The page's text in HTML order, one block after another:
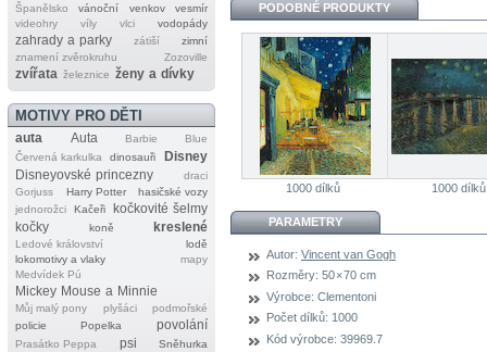
Španělsko
vánoční venkov
vesmír
videohry
víly vlci vodopády
zahrady a parky zátiší
zimní
znamení zvěrokruhu
Zozoville
zvířata železnice ženy a dívky
MOTIVY PRO DĚTI
auta Auta Barbie
Blue
Červená karkulka
dinosauři
Disney
Disneyovské princezny
draci
Gorjuss
Harry Potter
hasičské vozy
jednorožci
Kačeři
kočkovité šelmy
kočky
koně kreslené
Ledové království
lodě
lokomotivy a vlaky
mapy
Medvídek Pú
Mickey Mouse a Minnie
Můj malý pony plyšáci
podmořské
policie
Popelka povolání
Prasátko Peppa psi
Sněhurka
PODOBNÉ PRODUKTY
1000 dílků 1000 dílků
PARAMETRY
Autor: Vincent van Gogh
Rozměry: 50 × 70 cm
Výrobce: Clementoni
Počet dílků: 1000
Kód výrobce: 39969.7